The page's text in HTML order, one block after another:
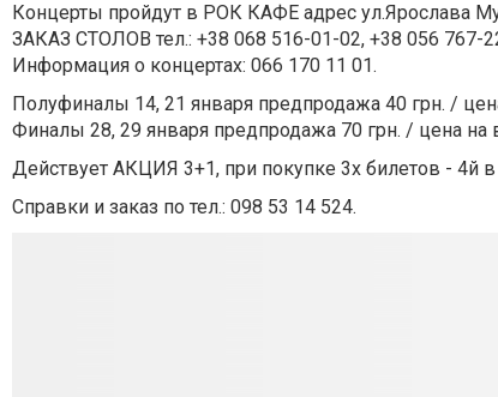
Концерты пройдут в РОК КАФЕ адрес ул.Ярослава
ЗАКАЗ СТОЛОВ тел.: +38 068 516-01-02, +38 056 767-
Информация о концертах: 066 170 11 01.
Полуфиналы 14, 21 января предпродажа 40 грн. /
Финалы 28, 29 января предпродажа 70 грн. / цена на
Действует АКЦИЯ 3+1, при покупке 3х билетов - 4й в
Справки и заказ по тел.: 098 53 14 524.